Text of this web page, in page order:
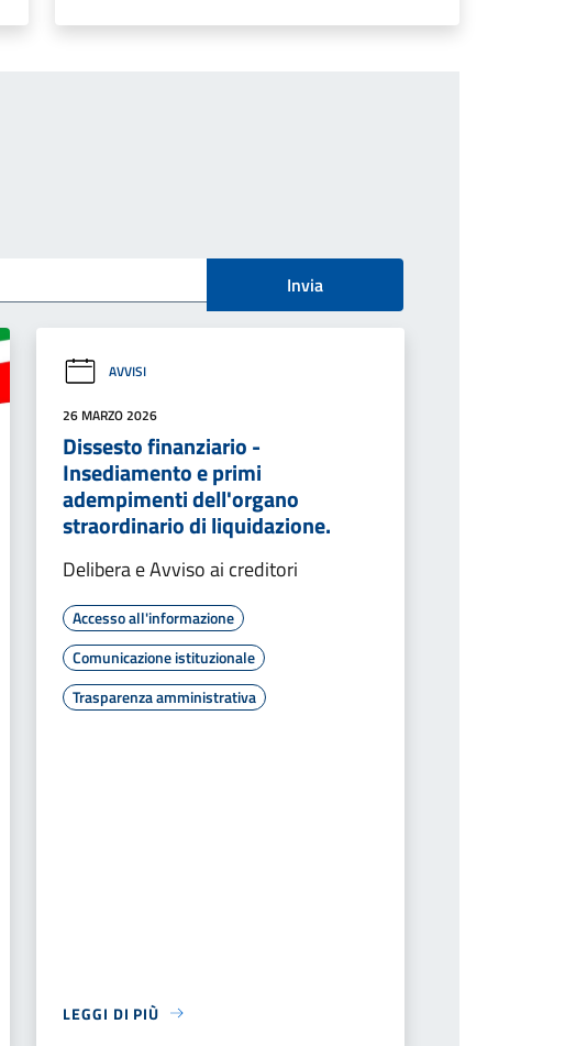
Invia
AVVISI
26 MARZO 2026
Dissesto finanziario -
Insediamento e primi
adempimenti dell'organo
straordinario di liquidazione.
Delibera e Avviso ai creditori
Accesso all'informazione
Comunicazione istituzionale
Trasparenza amministrativa
LEGGI DI PIÙ